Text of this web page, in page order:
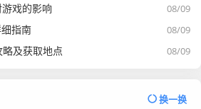
升用户满意度。
知名的游戏平台上绽放光彩，实现更
方面因素的平衡中寻得发展的最优路
08/09
戏的影响
08/09
指南
08/09
及获取地点
换一换